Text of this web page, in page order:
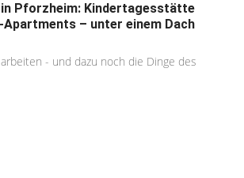
in Pforzheim: Kindertagesstätte
Apartments – unter einem Dach
- und dazu noch die Dinge des